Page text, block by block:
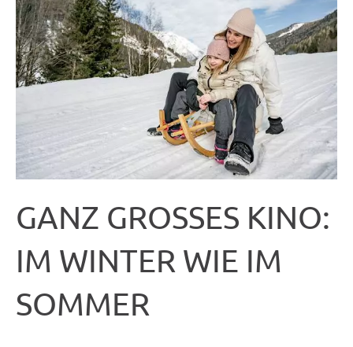
GANZ GROSSES KINO:
IM WINTER WIE IM
SOMMER